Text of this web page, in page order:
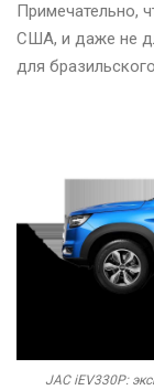
Примечательно,
США, и даже не
для
JAC iEV330P: